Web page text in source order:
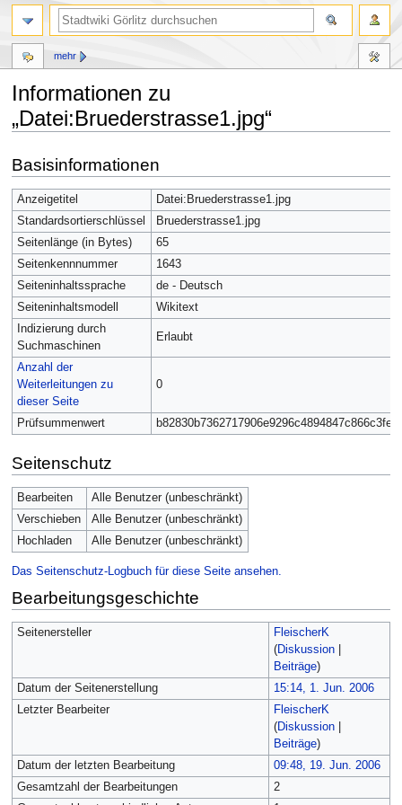
Informationen zu
„Datei:Bruederstrasse1.jpg“
Navigation
springen
Suche
springen
Basisinformationen
Anzeigetitel
Datei:Bruederstrasse1.jpg
Standardsortierschlüssel
Bruederstrasse1.jpg
Seitenlänge (in Bytes)
65
Seitenkennnummer
1643
Seiteninhaltssprache
de - Deutsch
Seiteninhaltsmodell
Wikitext
Indizierung durch
Suchmaschinen
Erlaubt
Anzahl der
Weiterleitungen zu
dieser Seite
0
Prüfsummenwert
Seitenschutz
Bearbeiten
Alle Benutzer (unbeschränkt)
Verschieben
Alle Benutzer (unbeschränkt)
Hochladen
Alle Benutzer (unbeschränkt)
Das Seitenschutz-Logbuch für diese Seite ansehen.
Bearbeitungsgeschichte
Seitenersteller
FleischerK
(Diskussion|
Beiträge)
Datum der Seitenerstellung
15:14, 1. Jun. 2006
Letzter Bearbeiter
FleischerK
(Diskussion|
Beiträge)
Datum der letzten Bearbeitung
09:48, 19. Jun. 2006
Gesamtzahl der Bearbeitungen
2
mehr